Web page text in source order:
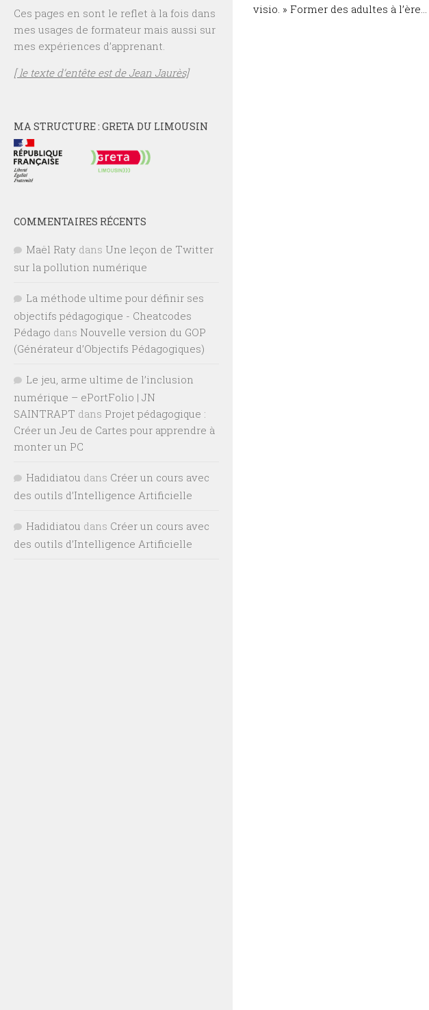
visio. » Former des adultes à l’ère...
Ces pages en sont le reflet à la fois dans
mes usages de formateur mais aussi sur
mes expériences d’apprenant.
[ le texte d’entête est de Jean Jaurès]
MA STRUCTURE : GRETA DU LIMOUSIN
COMMENTAIRES RÉCENTS
Maël Raty dans Une leçon de Twitter
sur la pollution numérique
La méthode ultime pour définir ses
objectifs pédagogique - Cheatcodes
Pédago dans Nouvelle version du GOP
(Générateur d’Objectifs Pédagogiques)
Le jeu, arme ultime de l’inclusion
numérique – ePortFolio | JN
SAINTRAPT dans Projet pédagogique :
Créer un Jeu de Cartes pour apprendre à
monter un PC
Hadidiatou dans Créer un cours avec
des outils d’Intelligence Artificielle
Hadidiatou dans Créer un cours avec
des outils d’Intelligence Artificielle